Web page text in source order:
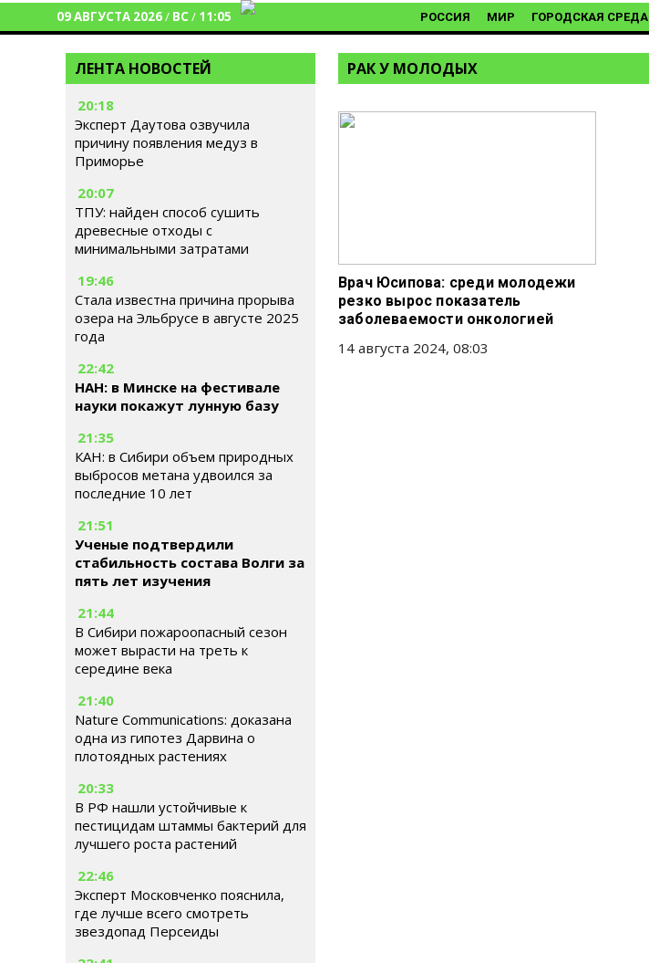
09 АВГУСТА 2026/ ВС / 11:05 РОССИЯ МИР ГОРОДСКАЯ СРЕДА
ЛЕНТА НОВОСТЕЙ
20:18
Эксперт Даутова озвучила
причину появления медуз в
Приморье
20:07
ТПУ: найден способ сушить
древесные отходы с
минимальными затратами
19:46
Стала известна причина прорыва
озера на Эльбрусе в августе 2025
года
22:42
НАН: в Минске на фестивале
науки покажут лунную базу
21:35
КАН: в Сибири объем природных
выбросов метана удвоился за
последние 10 лет
21:51
Ученые подтвердили
стабильность состава Волги за
пять лет изучения
21:44
В Сибири пожароопасный сезон
может вырасти на треть к
середине века
21:40
Nature Communications: доказана
одна из гипотез Дарвина о
плотоядных растениях
20:33
В РФ нашли устойчивые к
пестицидам штаммы бактерий для
лучшего роста растений
22:46
Эксперт Московченко пояснила,
где лучше всего смотреть
звездопад Персеиды
РАК У МОЛОДЫХ
Врач Юсипова: среди молодежи
резко вырос показатель
заболеваемости онкологией
14 августа 2024, 08:03